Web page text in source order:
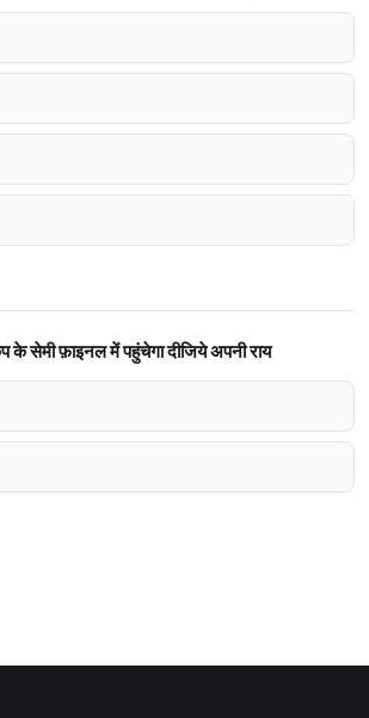
के सेमी फ़ाइनल में पहुंचेगा दीजिये अपनी राय